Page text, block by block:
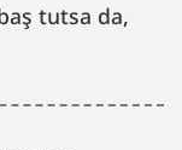
tutsa da,